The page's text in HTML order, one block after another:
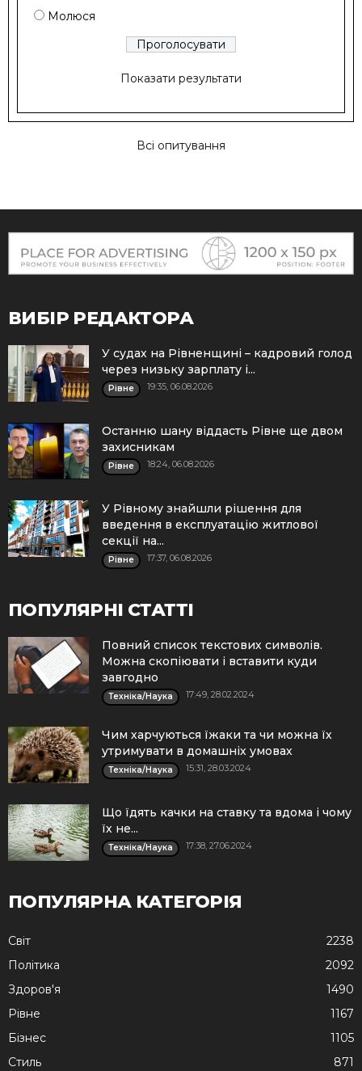
Молюся
Показати результати
Всі опитування
ВИБІР РЕДАКТОРА
У судах на Рівненщині – кадровий голод
через низьку зарплату і...
Рівне 19:35, 06.08.2026
Останню шану віддасть Рівне ще двом
захисникам
Рівне 18:24, 06.08.2026
У Рівному знайшли рішення для
введення в експлуатацію житлової
секції на...
Рівне 17:37, 06.08.2026
ПОПУЛЯРНІ СТАТТІ
Повний список текстових символів.
Можна скопіювати і вставити куди
завгодно
Техніка/Наука 17:49, 28.02.2024
Чим харчуються їжаки та чи можна їх
утримувати в домашніх умовах
Техніка/Наука 15:31, 28.03.2024
Що їдять качки на ставку та вдома і чому
їх не...
Техніка/Наука 17:38, 27.06.2024
ПОПУЛЯРНА КАТЕГОРІЯ
Cвіт
2238
Політика
2092
Здоров'я
1490
Рівне
1167
Бізнес
1105
Стиль
871